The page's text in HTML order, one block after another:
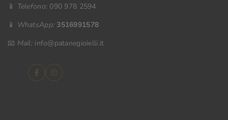
📱 Telefono: 090 978 2594
📱 WhatsApp: 3516991578
📧 Mail: info@patanegioielli.it
FacebookInstagram